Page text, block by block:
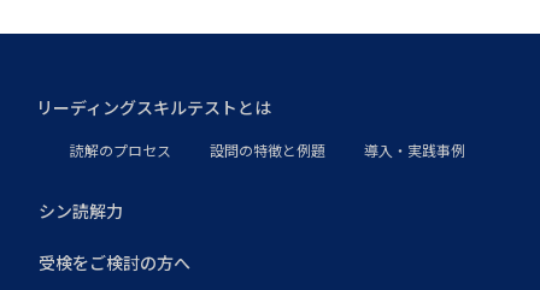
リーディングスキルテストとは
読解のプロセス 設問の特徴と例題 導入・実践事例
シン読解力
受検をご検討の方へ